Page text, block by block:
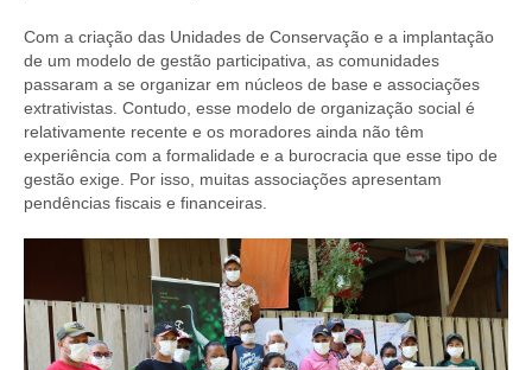
Com a criação das Unidades de Conservação e a implantação
de um modelo de gestão participativa, as comunidades
passaram a se organizar em núcleos de base e associações
extrativistas. Contudo, esse modelo de organização social é
relativamente recente e os moradores ainda não têm
experiência com a formalidade e a burocracia que esse tipo de
gestão exige. Por isso, muitas associações apresentam
pendências fiscais e financeiras.